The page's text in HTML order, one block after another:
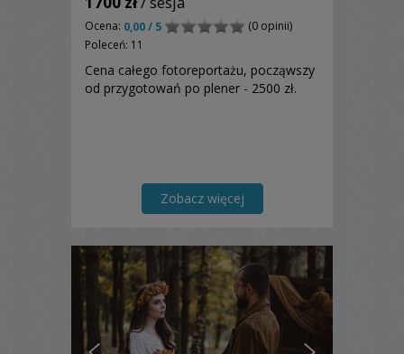
Ocena: 0,00 / 5
(0 opinii)
Poleceń: 11
Cena całego fotoreportażu, począwszy
od przygotowań po plener - 2500 zł.
Zobacz więcej